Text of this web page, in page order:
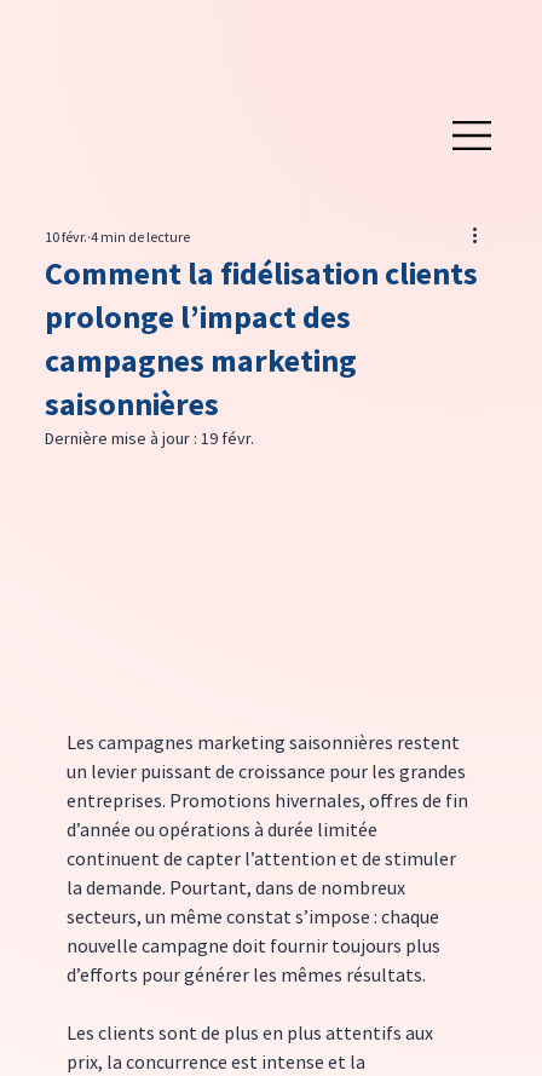
Comment la fidélisation clients
prolonge l’impact des
campagnes marketing
saisonnières
10 févr. 4 min de lecture
Dernière mise à jour : 19 févr.
Les campagnes marketing saisonnières restent
un levier puissant de croissance pour les grandes
entreprises. Promotions hivernales, offres de fin
d’année ou opérations à durée limitée
continuent de capter l’attention et de stimuler
la demande. Pourtant, dans de nombreux
secteurs, un même constat s’impose : chaque
nouvelle campagne doit fournir toujours plus
d’efforts pour générer les mêmes résultats.
Les clients sont de plus en plus attentifs aux
prix, la concurrence est intense et la